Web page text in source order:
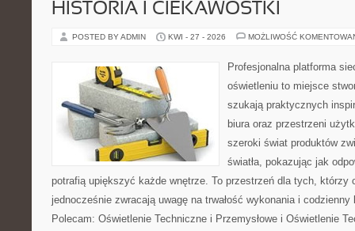
HISTORIA I CIEKAWOSTKI
POSTED BY ADMIN KWI - 27 - 2026 MOŻLIWOŚĆ
Profesjonalna platforma
oświetleniu to miejsce
szukają praktycznych
biura oraz przestrzeni
szeroki świat produktów
światła, pokazując jak
potrafią upiększyć każde wnętrze. To przestrzeń dla tych, którzy
jednocześnie zwracają uwagę na trwałość wykonania i
Polecam: Oświetlenie Techniczne i Przemysłowe i Oświetlenie